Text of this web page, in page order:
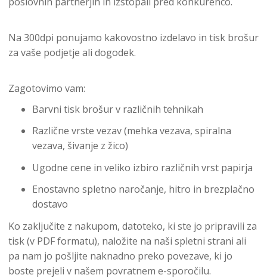
Na 300dpi ponujamo kakovostno izdelavo in tisk brošur
za vaše podjetje ali dogodek.
Zagotovimo vam:
Barvni tisk brošur v različnih tehnikah
Različne vrste vezav (mehka vezava, spiralna
vezava, šivanje z žico)
Ugodne cene in veliko izbiro različnih vrst papirja
Enostavno spletno naročanje, hitro in brezplačno
dostavo
Ko zaključite z nakupom, datoteko, ki ste jo pripravili za
tisk (v PDF formatu), naložite na naši spletni strani ali
pa nam jo pošljite naknadno preko povezave, ki jo
boste prejeli v našem povratnem e-sporočilu.